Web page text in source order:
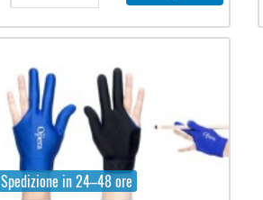
Spedizione in 24–48 ore